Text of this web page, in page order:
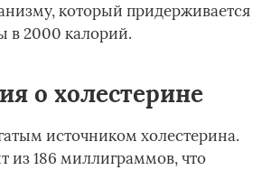
который придерживается
в 2000 калорий.
о холестерине
источником холестерина.
из 186 миллиграммов, что